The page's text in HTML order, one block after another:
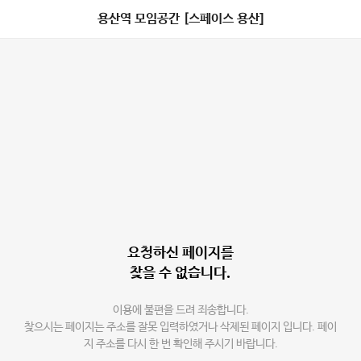
용산역 모임공간 [스페이스 용산]
요청하신 페이지를
찾을 수 없습니다.
이용에 불편을 드려 죄송합니다.
찾으시는 페이지는 주소를 잘못 입력하였거나 삭제된 페이지 입니다. 페이
지 주소를 다시 한 번 확인해 주시기 바랍니다.